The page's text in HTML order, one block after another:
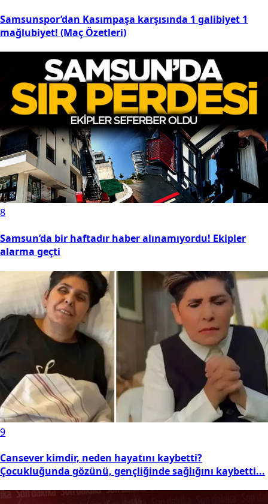
Samsunspor’dan Kasımpaşa karşısında 1 galibiyet 1
mağlubiyet! (Maç Özetleri)
8
Samsun’da bir haftadır haber alınamıyordu! Ekipler
alarma geçti
9
Cansever kimdir, neden hayatını kaybetti?
Çocukluğunda gözünü, gençliğinde sağlığını kaybetti...